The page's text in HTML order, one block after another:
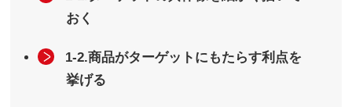
おく
1-2.商品がターゲットにもたらす利点を
挙げる